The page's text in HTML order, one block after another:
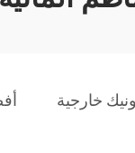
خارجية